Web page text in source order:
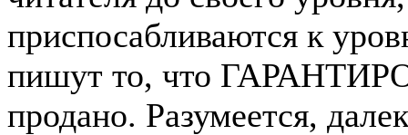
приспосабливаются к
пишут то, что
продано. Разумеется,